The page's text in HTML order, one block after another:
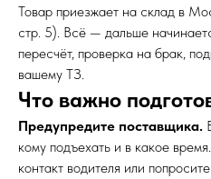
Товар приезжает на склад в
стр. 5). Всё — дальше
пересчёт, проверка на брак,
вашему ТЗ.
Что важно
Предупредите поставщика.
кому подъехать и в какое
контакт водителя или